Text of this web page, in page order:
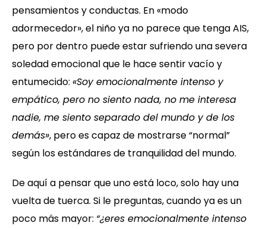
pensamientos y conductas. En «modo
adormecedor», el niño ya no parece que tenga AIS,
pero por dentro puede estar sufriendo una severa
soledad emocional que le hace sentir vacío y
entumecido: «Soy emocionalmente intenso y
empático, pero no siento nada, no me interesa
nadie, me siento separado del mundo y de los
demás», pero es capaz de mostrarse “normal”
según los estándares de tranquilidad del mundo.
De aquí a pensar que uno está loco, solo hay una
vuelta de tuerca. Si le preguntas, cuando ya es un
poco más mayor: “¿eres emocionalmente intenso